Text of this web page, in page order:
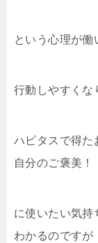
という心理が働
行動しやすくな
ハピタスで得た
自分のご褒美！
に使いたい気持
わかるのですが